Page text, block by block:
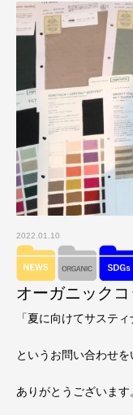
2022.01.10
オーガニック
「夏に向けてサステ
というお問い合わせを
ありがとうございます